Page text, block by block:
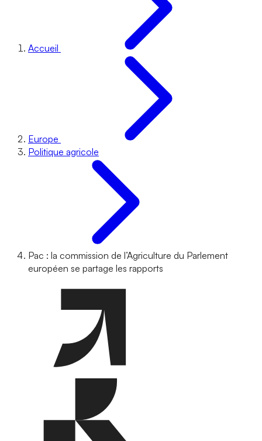
Accueil
Europe
Politique agricole
Pac : la commission de l’Agriculture du Parlement
européen se partage les rapports